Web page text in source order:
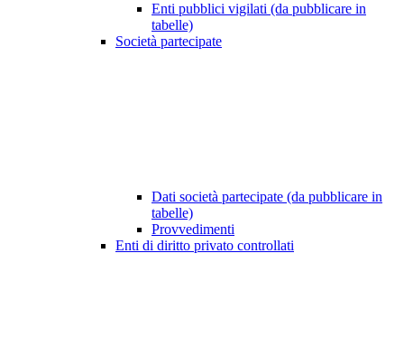
Enti pubblici vigilati (da pubblicare in
tabelle)
Società partecipate
Dati società partecipate (da pubblicare in
tabelle)
Provvedimenti
Enti di diritto privato controllati